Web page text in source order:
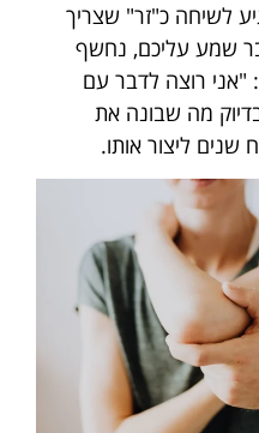
לשיחה כ"זר" שצריך
שמע עליכם, נחשף
"אני רוצה לדבר עם
מה שבונה את
שנים ליצור אותו.